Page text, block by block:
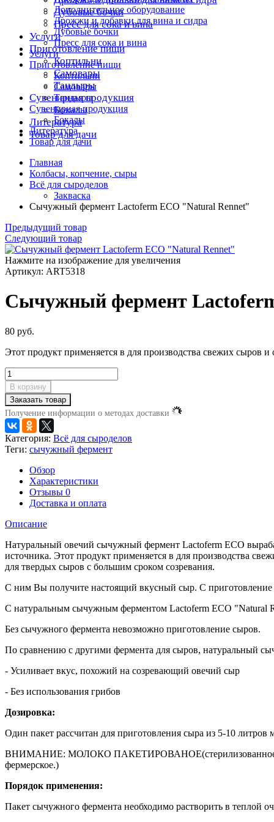
Дубовые бочки
Пресс для сока и вина
Услуги
Приготовление пищи
Коптильни
Самовары
Тандыры
Сувенирная продукция
Бокалы
Литература
Товар для дачи
Дополнительное оборудование
Дрожжи и добавки для вина и сидра
Дубовые бочки
Пресс для сока и вина
Услуги
Приготовление пищи
Коптильни
Самовары
Тандыры
Сувенирная продукция
Бокалы
Литература
Товар для дачи
Главная
Колбасы, копчение, сыры
Всё для сыроделов
Закваска
Сычужный фермент Lactoferm ECO "Natural Rennet"
Предыдущий товар
Следующий товар
Нажмите на изображение для увеличения
Артикул: ART5318
Сычужный фермент
80 руб.
Этот продукт применяется в для производства свежих сыров
В корзину
Заказать товар
Получение информации о методах доставки
Категория: Всё для сыроделов
Теги: сычужный фермент
Обзор
Характеристики
Отзывы 0
Доставка и оплата
Описание
Натуральный овечий сычужный фермент Lactoferm ECO
источника. Этот продукт применяется в для производства
для твердых сыров с большим сроком созревания.
С ним Вы получите настоящий вкусный сыр. С приготовление
С натуральным сычужным ферментом Lactoferm ECO "Natural
Без сычужного фермента невозможно приготовление сыров.
По сравнению с другими фермента для сыров, натуральный
- Усиливает вкус, похожий на созревающий овечий сыр
- Без использования грибов
Дозировка:
Один пакет рассчитан для приготовления сыра из 5-10 литров
ВНИМАНИЕ: МОЛОКО
фермерское.)
Порядок применения:
Пакет сычужного фермента необходимо растворить в теплой